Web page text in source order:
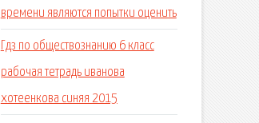
времени являются попытки оценить
Гдз по обществознанию 6 класс
рабочая тетрадь иванова
хотеенкова синяя 2015